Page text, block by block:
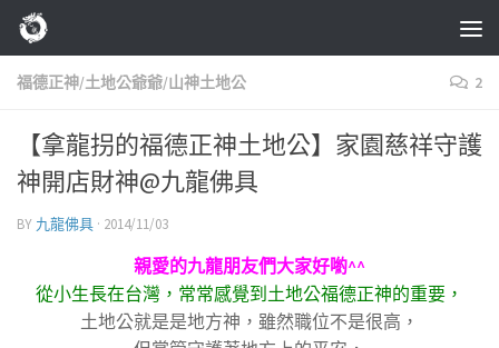
Skip to content
福德正神/土地公爺爺/山神土地公 2
【拿龍拐的福德正神土地公】家園慈祥守護
神開店財神@九龍佛具
BY 九龍佛具 · 2014/11/03
親愛的九龍朋友們大家好喲^^
從小生長在台灣，常常感覺到土地公福德正神的重要，
土地公就是是地方神，雖然職位不是很高，